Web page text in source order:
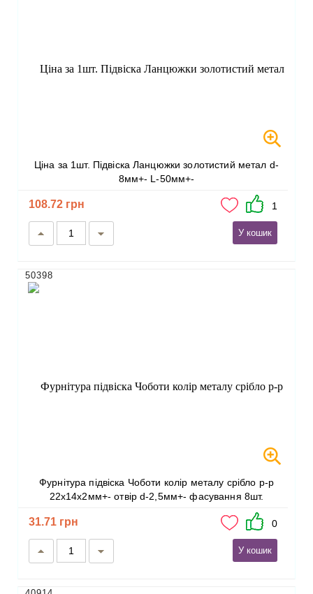
Ціна за 1шт. Підвіска Ланцюжки золотистий метал d-
8мм+- L-50мм+-
108.72 грн 1
У кошик
Фурнітура підвіска Чоботи колір металу срібло р-р
22х14х2мм+- отвір d-2,5мм+- фасування 8шт.
50398
31.71 грн 0
У кошик